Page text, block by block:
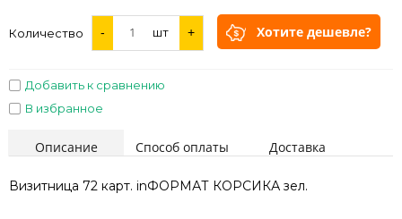
Количество - шт + Хотите дешевле?
Добавить к сравнению
В избранное
Описание Способ оплаты Доставка
Визитница 72 карт. inФОРМАТ КОРСИКА зел.